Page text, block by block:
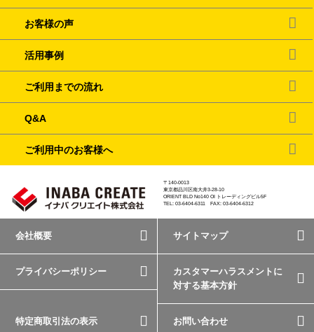
お客様の声
活用事例
ご利用までの流れ
Q&A
ご利用中のお客様へ
〒140-0013
東京都品川区南大井3-28-10
ORIENT BLD No140 OI トレーディングビル5F
TEL: 03-6404-6311 FAX: 03-6404-6312
会社概要 サイトマップ
プライバシーポリシー
カスタマーハラスメントに
対する基本方針
特定商取引法の表示 お問い合わせ